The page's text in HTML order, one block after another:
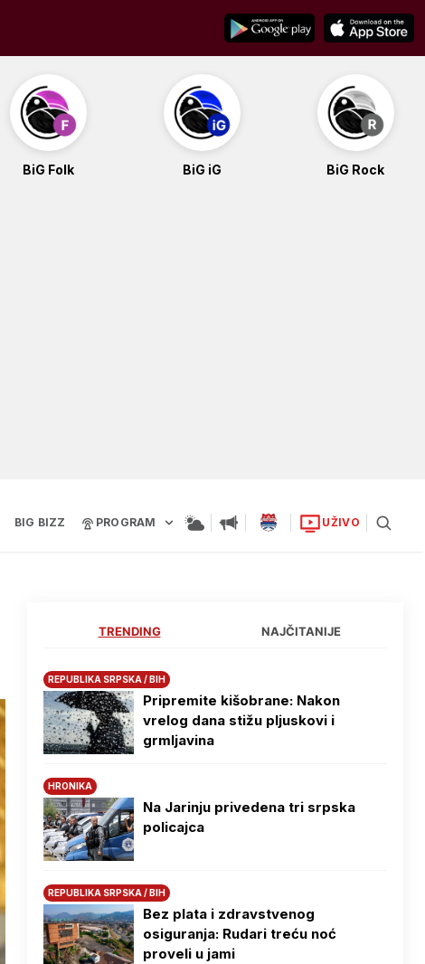
BiG Folk BiG iG BiG Rock
BIG BIZZ PROGRAM UŽIVO
TRENDING NAJČITANIJE
REPUBLIKA SRPSKA / BIH
Pripremite kišobrane: Nakon
vrelog dana stižu pljuskovi i
grmljavina
HRONIKA
Na Јarinju privedena tri srpska
policajca
REPUBLIKA SRPSKA / BIH
Bez plata i zdravstvenog
osiguranja: Rudari treću noć
proveli u jami